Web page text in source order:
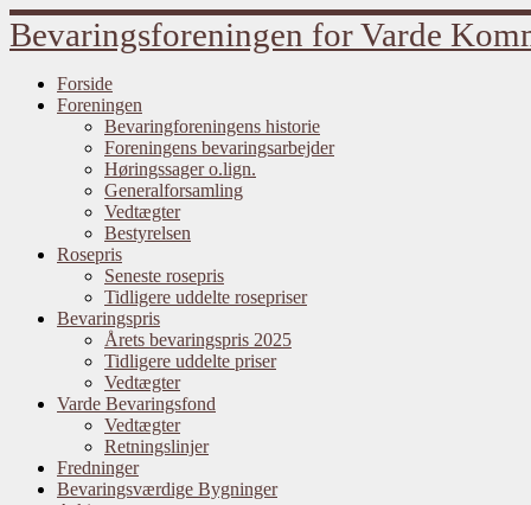
Fortsæt
til
Bevaringsforeningen for Varde
Forside
Foreningen
Bevaringforeningens historie
Foreningens bevaringsarbejder
Høringssager o.lign.
Generalforsamling
Vedtægter
Bestyrelsen
Rosepris
Seneste rosepris
Tidligere uddelte rosepriser
Bevaringspris
Årets bevaringspris 2025
Tidligere uddelte priser
Vedtægter
Varde Bevaringsfond
Vedtægter
Retningslinjer
Fredninger
Bevaringsværdige Bygninger